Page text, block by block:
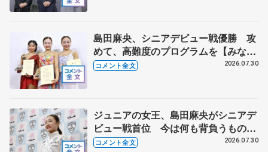
島田麻央、シニアデビュー戦優勝 攻
めて、高難度のプログラムを【みなと
アクルス杯フリー】
コメント全文 2026.07.30
ジュニアの女王、島田麻央がシニアデ
ビュー戦首位 今は何も背負うものが
ない【みなとアクルス杯ＳＰ】
コメント全文 2026.07.30